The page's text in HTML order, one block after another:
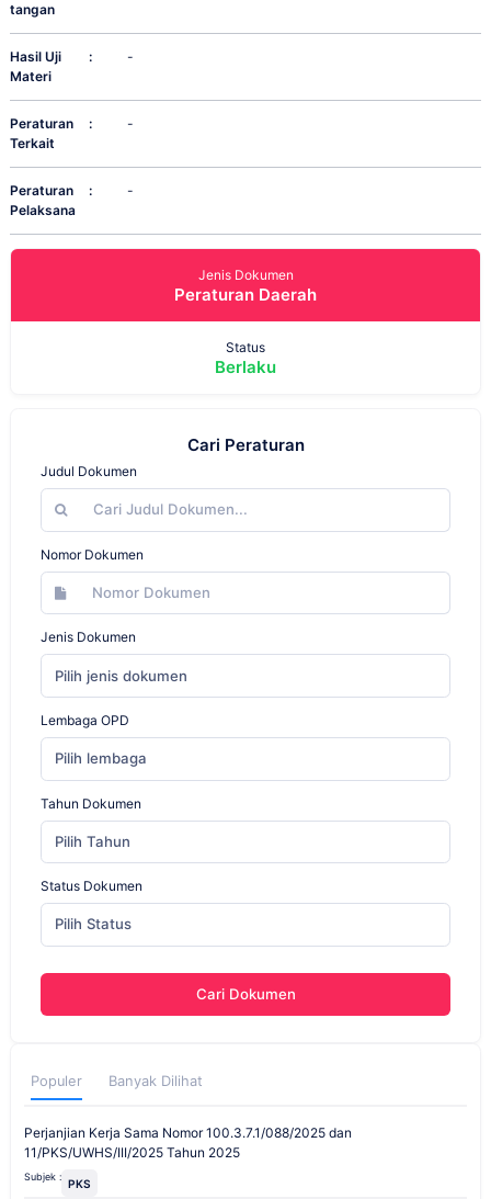
tangan
Hasil Uji
Materi
: -
Peraturan
Terkait
: -
Peraturan
Pelaksana
: -
Jenis Dokumen
Peraturan Daerah
Status
Berlaku
Cari Peraturan
Judul Dokumen
Nomor Dokumen
Jenis Dokumen
Pilih jenis dokumen
Lembaga OPD
Pilih lembaga
Tahun Dokumen
Pilih Tahun
Status Dokumen
Pilih Status
Cari Dokumen
Populer Banyak Dilihat
Perjanjian Kerja Sama Nomor 100.3.7.1/088/2025 dan
11/PKS/UWHS/III/2025 Tahun 2025
Subjek : PKS